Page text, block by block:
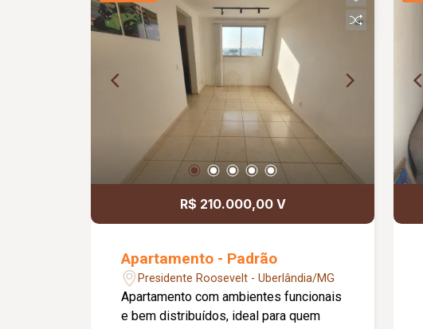
R$ 210.000,00 V
Apartamento - Padrão
Presidente Roosevelt - Uberlândia/MG
Apartamento com ambientes funcionais
e bem distribuídos, ideal para quem